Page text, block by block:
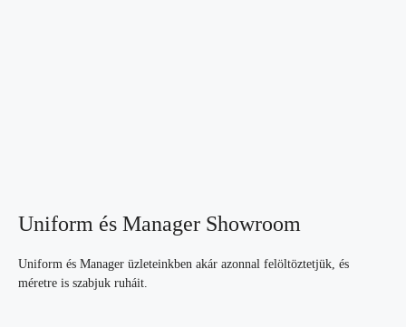
Uniform és Manager Showroom
Uniform és Manager üzleteinkben akár azonnal felöltöztetjük, és
méretre is szabjuk ruháit.